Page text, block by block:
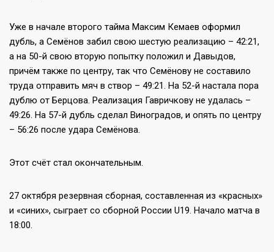
Уже в начале второго тайма Максим Кемаев оформил
дубль, а Семёнов забил свою шестую реализацию – 42:21,
а на 50-й свою вторую попытку положил и Давыдов,
причём также по центру, так что Семёнову не составило
труда отправить мяч в створ – 49:21. На 52-й настала пора
дублю от Берцова. Реализация Гавричкову не удалась –
49:26. На 57-й дубль сделал Виноградов, и опять по центру
– 56:26 после удара Семёнова.
Этот счёт стал окончательным.
27 октября резервная сборная, составленная из «красных»
и «синих», сыграет со сборной России U19. Начало матча в
18:00.